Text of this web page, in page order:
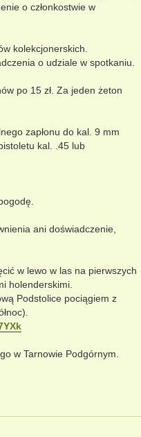
o członkostwie w
kolekcjonerskich.
o udziale w spotkaniu.
po 15 zł. Za jeden żeton
zapłonu do kal. 9 mm
kal. .45 lub
ani doświadczenie,
w lewo w las na pierwszych
holenderskimi.
Podstolice pociągiem z
w Tarnowie Podgórnym.